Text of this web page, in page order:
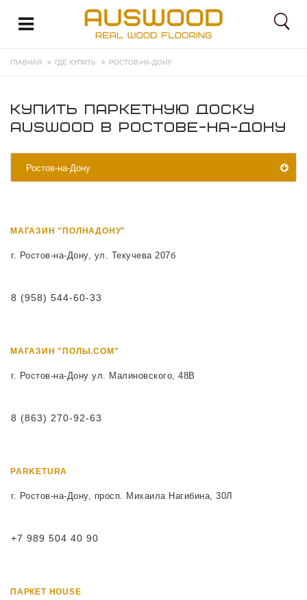
ГЛАВНАЯ ГДЕ КУПИТЬ РОСТОВ-НА-ДОНУ
КУПИТЬ ПАРКЕТНУЮ ДОСКУ
AUSWOOD В РОСТОВЕ-НА-ДОНУ
Ростов-на-Дону
МАГАЗИН "ПОЛНАДОНУ"
г. Ростов-на-Дону, ул. Текучева 207б
8 (958) 544-60-33
МАГАЗИН "ПОЛЫ.COM"
г. Ростов-на-Дону ул. Малиновского, 48В
8 (863) 270-92-63
PARKETURA
г. Ростов-на-Дону, просп. Михаила Нагибина, 30Л
+7 989 504 40 90
ПАРКЕТ HOUSE